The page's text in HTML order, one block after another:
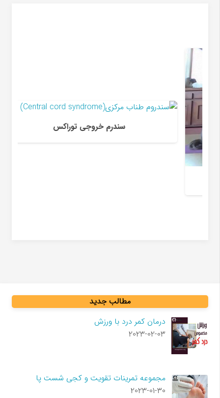
سندرم خروجی توراکس
مطالب جدید
درمان کمر درد با ورزش
2023-02-03
مجموعه تمرینات تقویت و کجی شست پا
2023-01-30